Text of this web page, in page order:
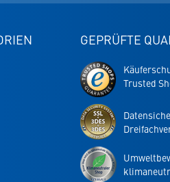
GEPRÜFTE
Trusted
Shops
öffnet
in
Tab
Trusted